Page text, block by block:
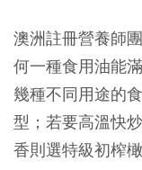
澳洲註冊營養師
何一種食用油能
幾種不同用途的
型；若要高溫快
香則選特級初榨